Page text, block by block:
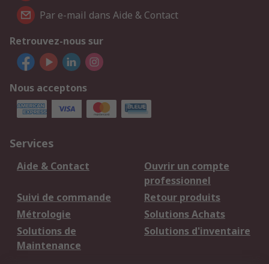
Par e-mail dans Aide & Contact
Retrouvez-nous sur
Nous acceptons
Services
Aide & Contact
Ouvrir un compte
professionnel
Suivi de commande
Retour produits
Métrologie
Solutions Achats
Solutions de
Maintenance
Solutions d'inventaire